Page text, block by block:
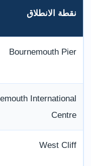
نقطة الانطلاق
Bournemouth Pier
International
Centre
West Cliff